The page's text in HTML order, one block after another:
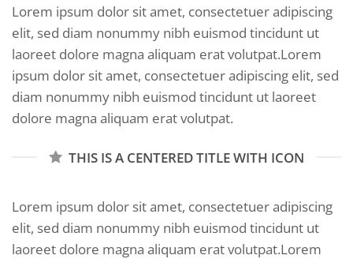
Lorem ipsum dolor sit amet, consectetuer adipiscing
elit, sed diam nonummy nibh euismod tincidunt ut
laoreet dolore magna aliquam erat volutpat.Lorem
ipsum dolor sit amet, consectetuer adipiscing elit, sed
diam nonummy nibh euismod tincidunt ut laoreet
dolore magna aliquam erat volutpat.
THIS IS A CENTERED TITLE WITH ICON
Lorem ipsum dolor sit amet, consectetuer adipiscing
elit, sed diam nonummy nibh euismod tincidunt ut
laoreet dolore magna aliquam erat volutpat.Lorem